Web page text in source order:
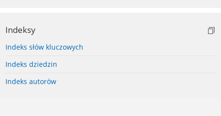
Indeksy
Indeks słów kluczowych
Indeks dziedzin
Indeks autorów